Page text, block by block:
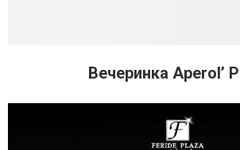
Вечеринка Aperol’